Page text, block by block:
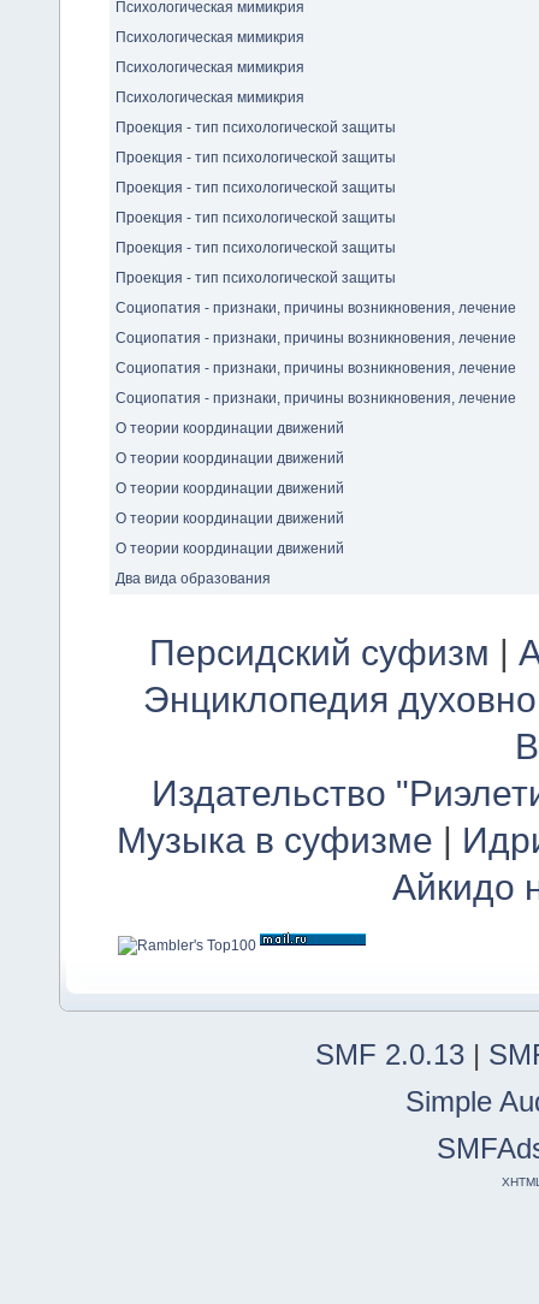
Психологическая мимикрия
Психологическая мимикрия
Психологическая мимикрия
Психологическая мимикрия
Проекция - тип психологической защиты
Проекция - тип психологической защиты
Проекция - тип психологической защиты
Проекция - тип психологической защиты
Проекция - тип психологической защиты
Проекция - тип психологической защиты
Социопатия - признаки, причины возникновения, лечение
Социопатия - признаки, причины возникновения, лечение
Социопатия - признаки, причины возникновения, лечение
Социопатия - признаки, причины возникновения, лечение
О теории координации движений
О теории координации движений
О теории координации движений
О теории координации движений
О теории координации движений
Два вида образования
Персидский суфизм |
Энциклопедия
Издательство
Музыка в суфизме |
Айкидо
SMF 2.0.13 |
Simple